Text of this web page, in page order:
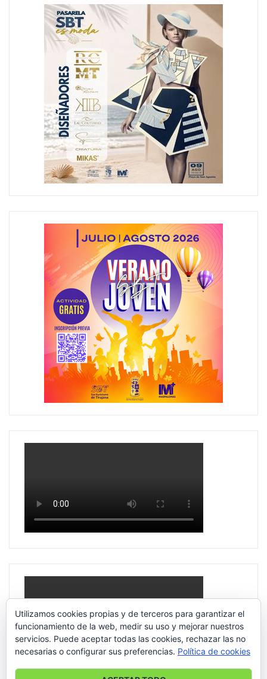
Utilizamos cookies propias y de terceros para garantizar el
funcionamiento de la web, medir su uso y mejorar nuestros
servicios. Puede aceptar todas las cookies, rechazar las no
necesarias o configurar sus preferencias. Política de cookies